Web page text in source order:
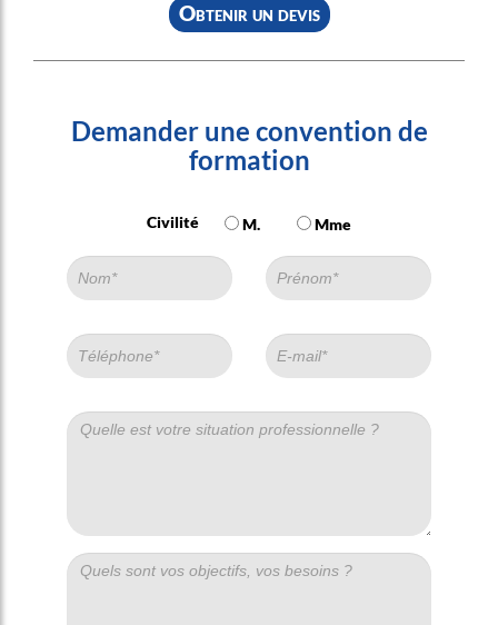
Obtenir un devis
Demander une convention de
formation
Civilité M. Mme